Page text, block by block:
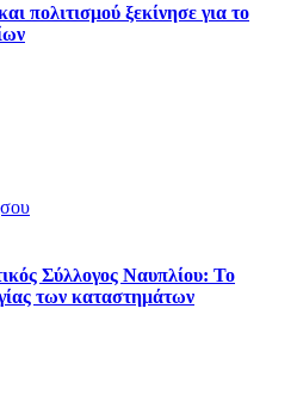
πολιτισμού ξεκίνησε για το
Σύλλογος Ναυπλίου: Το
των καταστημάτων